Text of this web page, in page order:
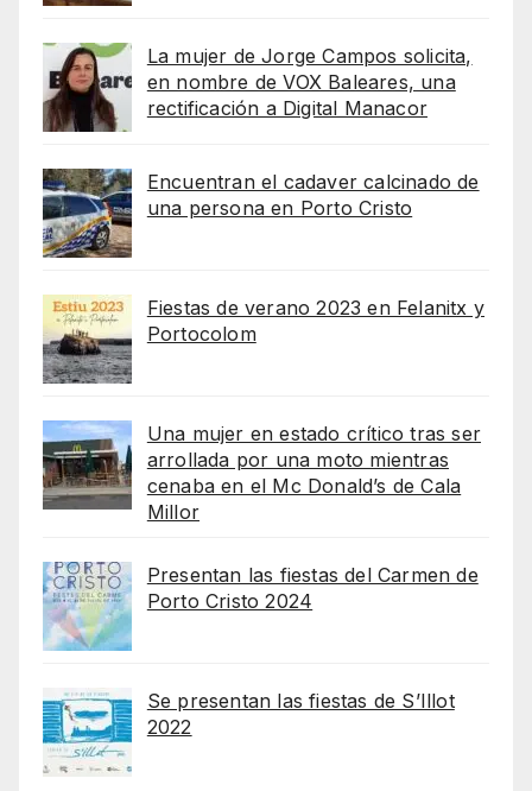
La mujer de Jorge Campos solicita,
en nombre de VOX Baleares, una
rectificación a Digital Manacor
Encuentran el cadaver calcinado de
una persona en Porto Cristo
Fiestas de verano 2023 en Felanitx y
Portocolom
Una mujer en estado crítico tras ser
arrollada por una moto mientras
cenaba en el Mc Donald’s de Cala
Millor
Presentan las fiestas del Carmen de
Porto Cristo 2024
Se presentan las fiestas de S’Illot
2022